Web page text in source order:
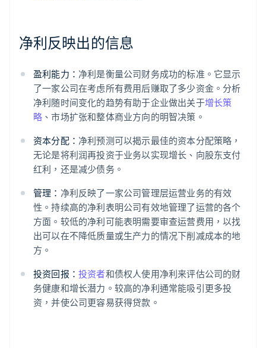
净利反映出的信息
盈利能力： 净利是衡量公司财务成功的标准。它显示
了一家公司在考虑所有费用后赚取了多少资金。分析
净利随时间变化的趋势有助于企业做出关于增长策
略 、市场扩张和整体商业方向的明智决策。
资本分配： 净利预测可以揭示最佳的资本分配策略，
无论是将利润再投资于业务以实现增长、向股东支付
红利，还是减少债务。
管理： 净利反映了一家公司管理层运营业务的有效
性。持续高的净利表明公司有效地管理了运营的各个
方面。较低的净利可能表明需要审查运营费用，以找
出可以在不降低质量或生产力的情况下削减成本的地
方。
投资回报： 投资者和债权人使用净利来评估公司的财
务健康和增长潜力。较高的净利通常能吸引更多投
资，并使公司更容易获得贷款。